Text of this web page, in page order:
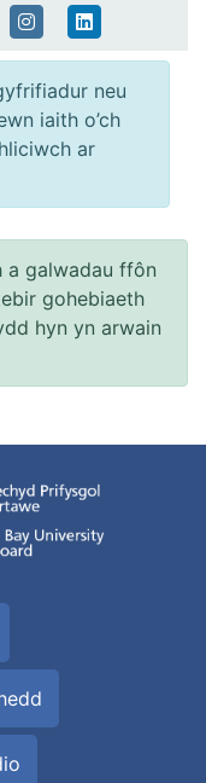
neu
iaith o’ch
ar
a galwadau ffôn
gohebiaeth
hyn yn arwain